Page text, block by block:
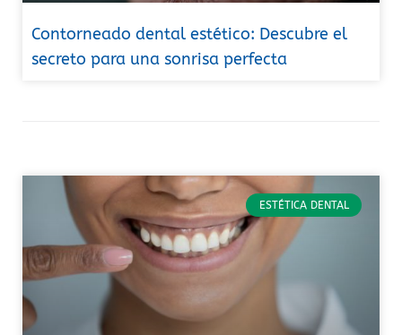
Contorneado dental estético: Descubre el
secreto para una sonrisa perfecta
ESTÉTICA DENTAL